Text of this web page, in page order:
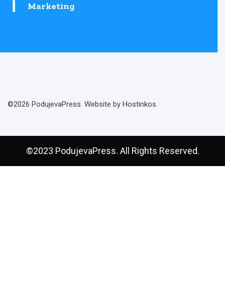
Marketing
©2026 PodujevaPress. Website by Hostinkos.
©2023 PodujevaPress. All Rights Reserved.